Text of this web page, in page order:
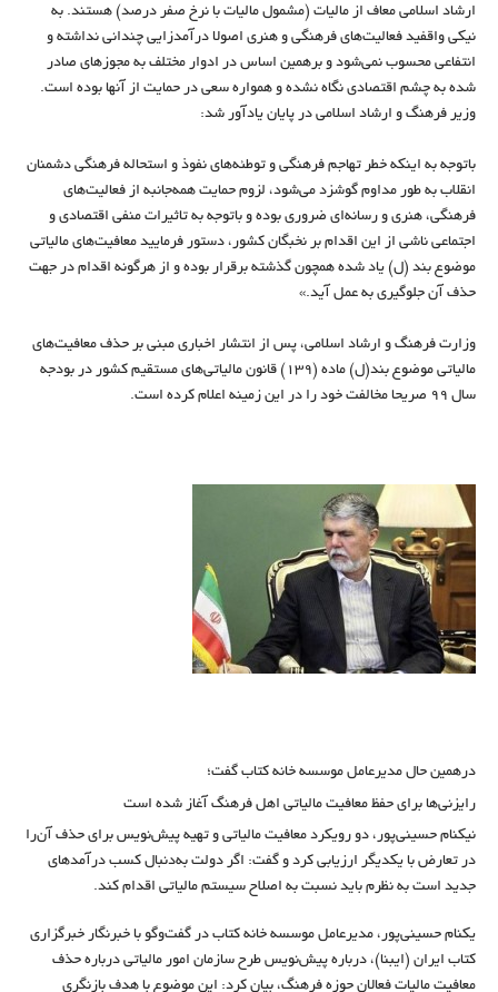
ارشاد اسلامی معاف از مالیات (مشمول مالیات با نرخ صفر درصد) هستند. به
نیکی واقفید فعالیت‌های فرهنگی و هنری اصولا درآمدزایی چندانی نداشته و
انتفاعی محسوب نمی‌شود و برهمین اساس در ادوار مختلف به مجوزهای صادر
شده به چشم اقتصادی نگاه نشده و همواره سعی در حمایت از آنها بوده است.
وزیر فرهنگ و ارشاد اسلامی در پایان یادآور شد:
باتوجه به اینکه خطر تهاجم فرهنگی و توطئه‌های نفوذ و استحاله فرهنگی دشمنان
انقلاب به طور مداوم گوشزد می‌شود، لزوم حمایت همه‌جانبه از فعالیت‌های
فرهنگی، هنری و رسانه‌ای ضروری بوده و باتوجه به تاثیرات منفی اقتصادی و
اجتماعی ناشی از این اقدام بر نخبگان کشور، دستور فرمایید معافیت‌های مالیاتی
موضوع بند (ل) یاد شده همچون گذشته برقرار بوده و از هرگونه اقدام در جهت
حذف آن جلوگیری به عمل آید.»
وزارت فرهنگ و ارشاد اسلامی، پس از انتشار اخباری مبنی بر حذف معافیت‌های
مالیاتی موضوع بند(ل) ماده (۱۳۹) قانون مالیاتی‌های مستقیم کشور در بودجه
سال ۹۹ صریحا مخالفت خود را در این زمینه اعلام کرده است.
درهمین حال مدیر‌عامل موسسه خانه کتاب گفت؛
رایزنی‌ها برای حفظ معافیت مالیاتی اهل فرهنگ آغاز شده است
نیکنام حسینی‌پور، دو رویکرد معافیت مالیاتی و تهیه پیش‌نویس برای حذف آن‌‌را
در تعارض با‌ یکدیگر ارزیابی کرد و گفت: اگر دولت به‌دنبال کسب درآمد‌های
جدید است به نظرم باید نسبت به اصلاح سیستم مالیاتی اقدام کند.
یکنام حسینی‌‌پور، مدیر‌عامل موسسه خانه کتاب در گفت‌و‌گو با خبرنگار خبرگزاری
کتاب ایران (ایبنا)، درباره پیش‌نویس طرح سازمان امور مالیاتی درباره حذف
معافیت مالیات فعالان حوزه فرهنگ، بیان کرد: این موضوع با هدف بازنگری